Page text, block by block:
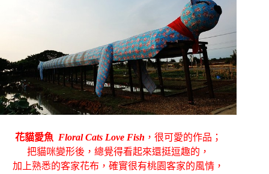
花貓愛魚 Floral Cats Love Fish ，很可愛的作品；
把貓咪變形後，總覺得看起來還挺逗趣的，
加上熟悉的客家花布，確實很有桃園客家的風情，